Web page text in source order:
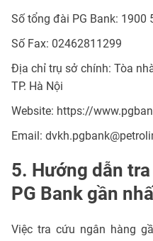
Số tổng đài PG Bank: 1900
Số Fax: 02462811299
Địa chỉ trụ sở chính: Tòa
TP. Hà Nội
Website: https://
Email:
5. Hướng dẫn
PG Bank gần
Việc tra cứu ngân hàng